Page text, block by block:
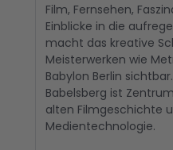
Film, Fernsehen,
Einblicke in die
macht das kreative
Meisterwerken wie
Babylon Berlin
Babelsberg ist
alten Filmgeschichte
Medientechnologie.